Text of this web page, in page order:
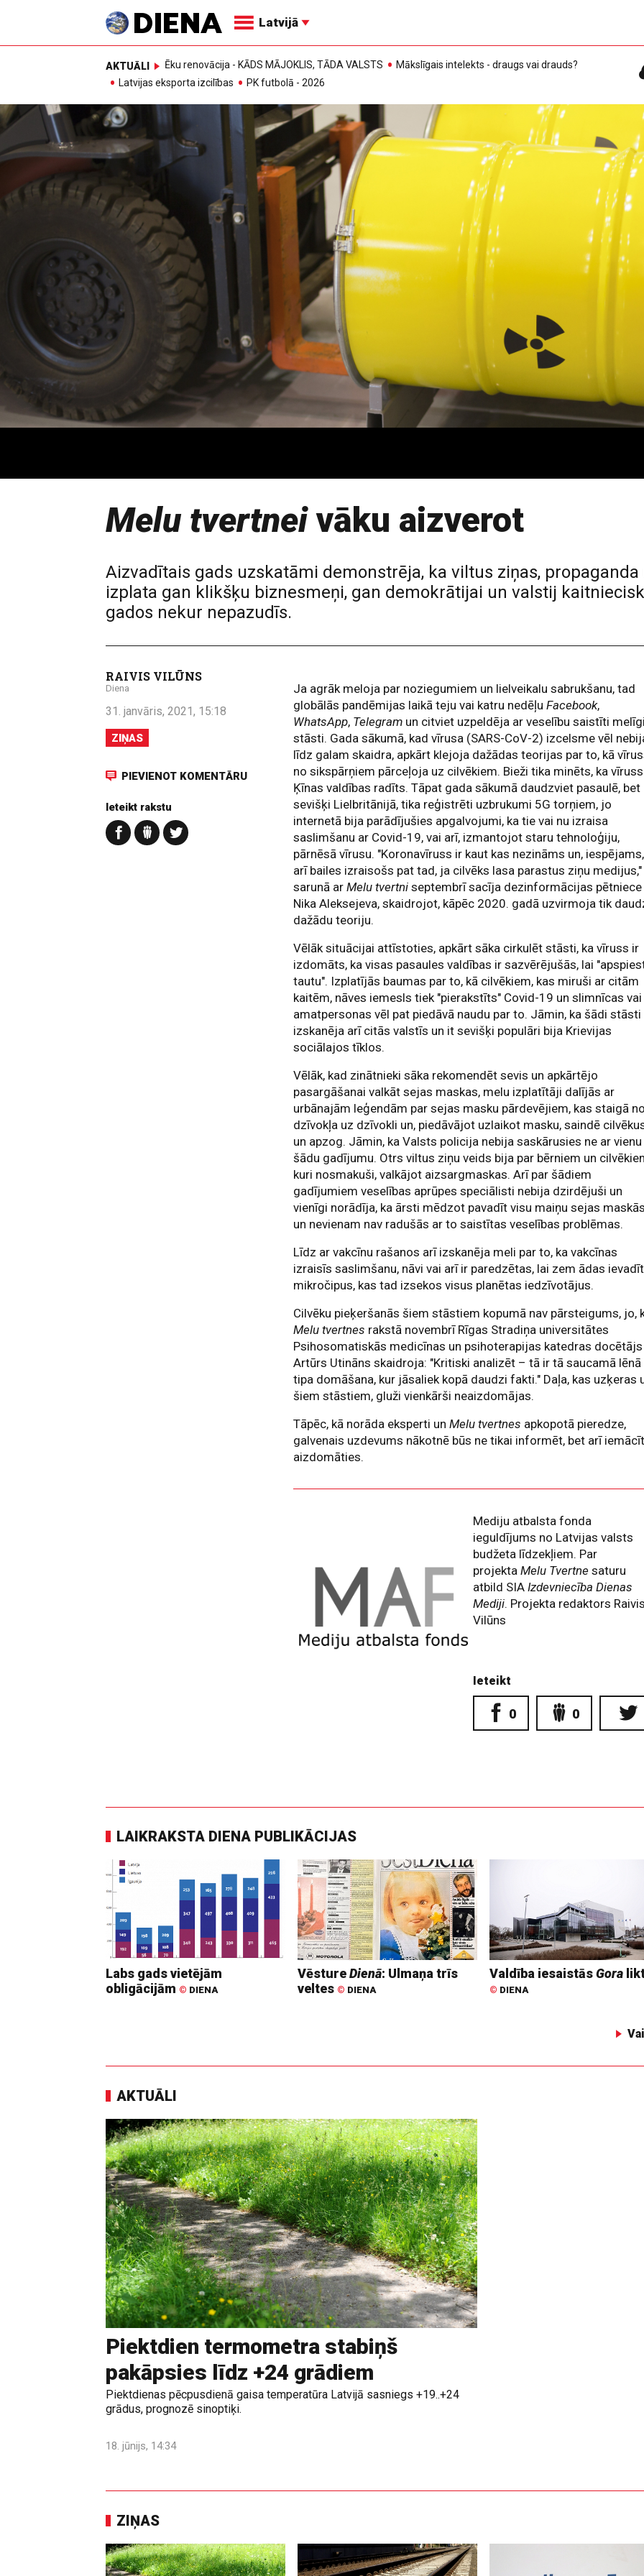
Latvijā
AKTUĀLI Ēku renovācija - KĀDS MĀJOKLIS, TĀDA VALSTS
Mākslīgais intelekts - draugs vai drauds?
Latvijas eksporta izcilības
PK futbolā - 2026
Melu tvertneivāku aizverot
Aizvadītais gads uzskatāmi demonstrēja, ka viltus ziņas,
izplata gan klikšķu biznesmeņi, gan demokrātijai un valstij
gados nekur nepazudīs.
RAIVIS VILŪNS
Diena
31. janvāris, 2021, 15:18
ZIŅAS
PIEVIENOT KOMENTĀRU
Ieteikt rakstu
Ja agrāk meloja par noziegumiem un lielveikalu sabrukšanu, tad
globālās pandēmijas laikā teju vai katru nedēļuFacebook,
WhatsApp, Telegram un citviet uzpeldēja ar veselību saistīti
stāsti. Gada sākumā, kad vīrusa (SARS-CoV-2) izcelsme vēl
līdz galam skaidra, apkārt klejoja dažādas teorijas par to, kā
no sikspārņiem pārceļoja uz cilvēkiem. Bieži tika minēts, ka
Ķīnas valdības radīts. Tāpat gada sākumā daudzviet pasaulē, bet
sevišķi Lielbritānijā, tika reģistrēti uzbrukumi 5G torņiem, jo
internetā bija parādījušies apgalvojumi, ka tie vai nu izraisa
saslimšanu ar Covid-19, vai arī, izmantojot staru tehnoloģiju,
pārnēsā vīrusu. "Koronavīruss ir kaut kas nezināms un, iespējams,
arī bailes izraisošs pat tad, ja cilvēks lasa parastus ziņu medijus,"
sarunā arMelu tvertniseptembrī sacīja dezinformācijas pētniece
Nika Aleksejeva, skaidrojot, kāpēc 2020. gadā uzvirmoja tik
dažādu teoriju.
Vēlāk situācijai attīstoties, apkārt sāka cirkulēt stāsti, ka vīruss ir
izdomāts, ka visas pasaules valdības ir sazvērējušās, lai
tautu". Izplatījās baumas par to, kā cilvēkiem, kas miruši ar citām
kaitēm, nāves iemesls tiek "pierakstīts" Covid-19 un slimnīcas vai
amatpersonas vēl pat piedāvā naudu par to. Jāmin, ka šādi stāsti
izskanēja arī citās valstīs un it sevišķi populāri bija Krievijas
sociālajos tīklos.
Vēlāk, kad zinātnieki sāka rekomendēt sevis un apkārtējo
pasargāšanai valkāt sejas maskas, melu izplatītāji dalījās ar
urbānajām leģendām par sejas masku pārdevējiem, kas staigā no
dzīvokļa uz dzīvokli un, piedāvājot uzlaikot masku, saindē
un apzog. Jāmin, ka Valsts policija nebija saskārusies ne ar vienu
šādu gadījumu. Otrs viltus ziņu veids bija par bērniem un
kuri nosmakuši, valkājot aizsargmaskas. Arī par šādiem
gadījumiem veselības aprūpes speciālisti nebija dzirdējuši un
vienīgi norādīja, ka ārsti mēdzot pavadīt visu maiņu sejas maskās
un nevienam nav radušās ar to saistītas veselības problēmas.
Līdz ar vakcīnu rašanos arī izskanēja meli par to, ka vakcīnas
izraisīs saslimšanu, nāvi vai arī ir paredzētas, lai zem ādas
mikročipus, kas tad izsekos visus planētas iedzīvotājus.
Cilvēku pieķeršanās šiem stāstiem kopumā nav pārsteigums, jo,
Melu tvertnes rakstā novembrī Rīgas Stradiņa universitātes
Psihosomatiskās medicīnas un psihoterapijas katedras docētājs
Artūrs Utināns skaidroja: "Kritiski analizēt – tā ir tā saucamā lēnā
tipa domāšana, kur jāsaliek kopā daudzi fakti." Daļa, kas uzķeras
šiem stāstiem, gluži vienkārši neaizdomājas.
Tāpēc, kā norāda eksperti unMelu tvertnes apkopotā pieredze,
galvenais uzdevums nākotnē būs ne tikai informēt, bet arī iemācīt
aizdomāties.
Mediju atbalsta fonda
ieguldījums no Latvijas valsts
budžeta līdzekļiem. Par
projekta Melu Tvertne saturu
atbild SIA Izdevniecība Dienas
Mediji. Projekta redaktors Raivis
Vilūns
Ieteikt
0 0
LAIKRAKSTA DIENA PUBLIKĀCIJAS
Labs gads vietējām
obligācijām © DIENA
VēstureDienā: Ulmaņa trīs
veltes © DIENA
Valdība iesaistāsGora
© DIENA
AKTUĀLI
Piektdien termometra stabiņš
pakāpsies līdz +24 grādiem
Piektdienas pēcpusdienā gaisa temperatūra Latvijā sasniegs +19..+24
grādus, prognozē sinoptiķi.
18. jūnijs, 14:34
ZIŅAS